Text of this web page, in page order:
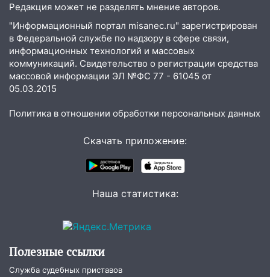
13:35
Непогода продолжает бить по
транспорту: в Ульяновске трамвай
сошёл с рельсов
13:22 Упавшие деревья перекрыли
дороги в Ульяновске: фото
закончится сегодня: сильные ливни
Трижды «брал в долг» без спроса:
житель Вешкаймского района похитил у
знакомого 191 тысячу рублей
Ураган оторвал светофор на
Дерево пробило крышу дома на
на электрощит
Редакция может не разделять мнение авторов.
"Информационный портал misanec.ru" зарегистрирован
в Федеральной службе по надзору в сфере связи,
информационных технологий и массовых
коммуникаций. Свидетельство о регистрации средства
массовой информации ЭЛ №ФС 77 - 61045 от
05.03.2015
Политика в отношении обработки персональных данных
Скачать приложение:
Наша статистика:
Полезные ссылки
Служба судебных приставов